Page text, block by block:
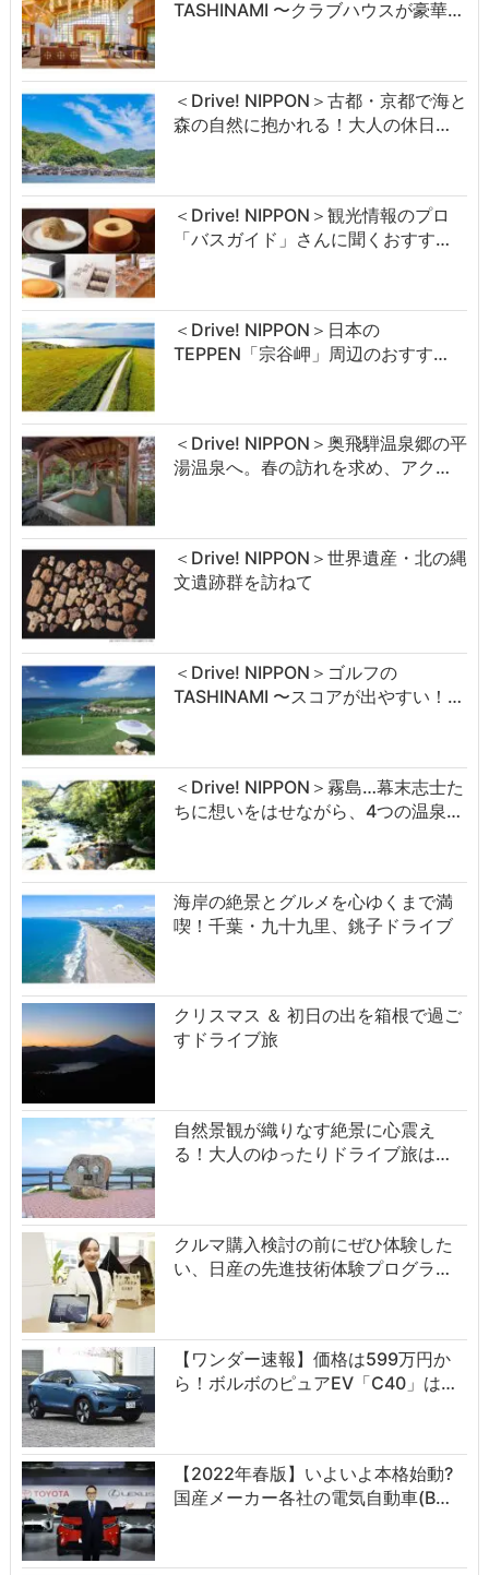
TASHINAMI 〜クラブハウスが豪華…
＜Drive! NIPPON＞古都・京都で海と
森の自然に抱かれる！大人の休日…
＜Drive! NIPPON＞観光情報のプロ
「バスガイド」さんに聞くおすす…
＜Drive! NIPPON＞日本の
TEPPEN「宗谷岬」周辺のおすす…
＜Drive! NIPPON＞奥飛騨温泉郷の平
湯温泉へ。春の訪れを求め、アク…
＜Drive! NIPPON＞世界遺産・北の縄
文遺跡群を訪ねて
＜Drive! NIPPON＞ゴルフの
TASHINAMI 〜スコアが出やすい！…
＜Drive! NIPPON＞霧島…幕末志士た
ちに想いをはせながら、4つの温泉…
海岸の絶景とグルメを心ゆくまで満
喫！千葉・九十九里、銚子ドライブ
クリスマス ＆ 初日の出を箱根で過ご
すドライブ旅
自然景観が織りなす絶景に心震え
る！大人のゆったりドライブ旅は…
クルマ購入検討の前にぜひ体験した
い、日産の先進技術体験プログラ…
【ワンダー速報】価格は599万円か
ら！ボルボのピュアEV「C40」は…
【2022年春版】いよいよ本格始動?
国産メーカー各社の電気自動車(B…